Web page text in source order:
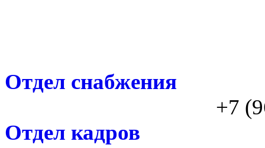
Отдел снабжения
+7
Отдел кадров